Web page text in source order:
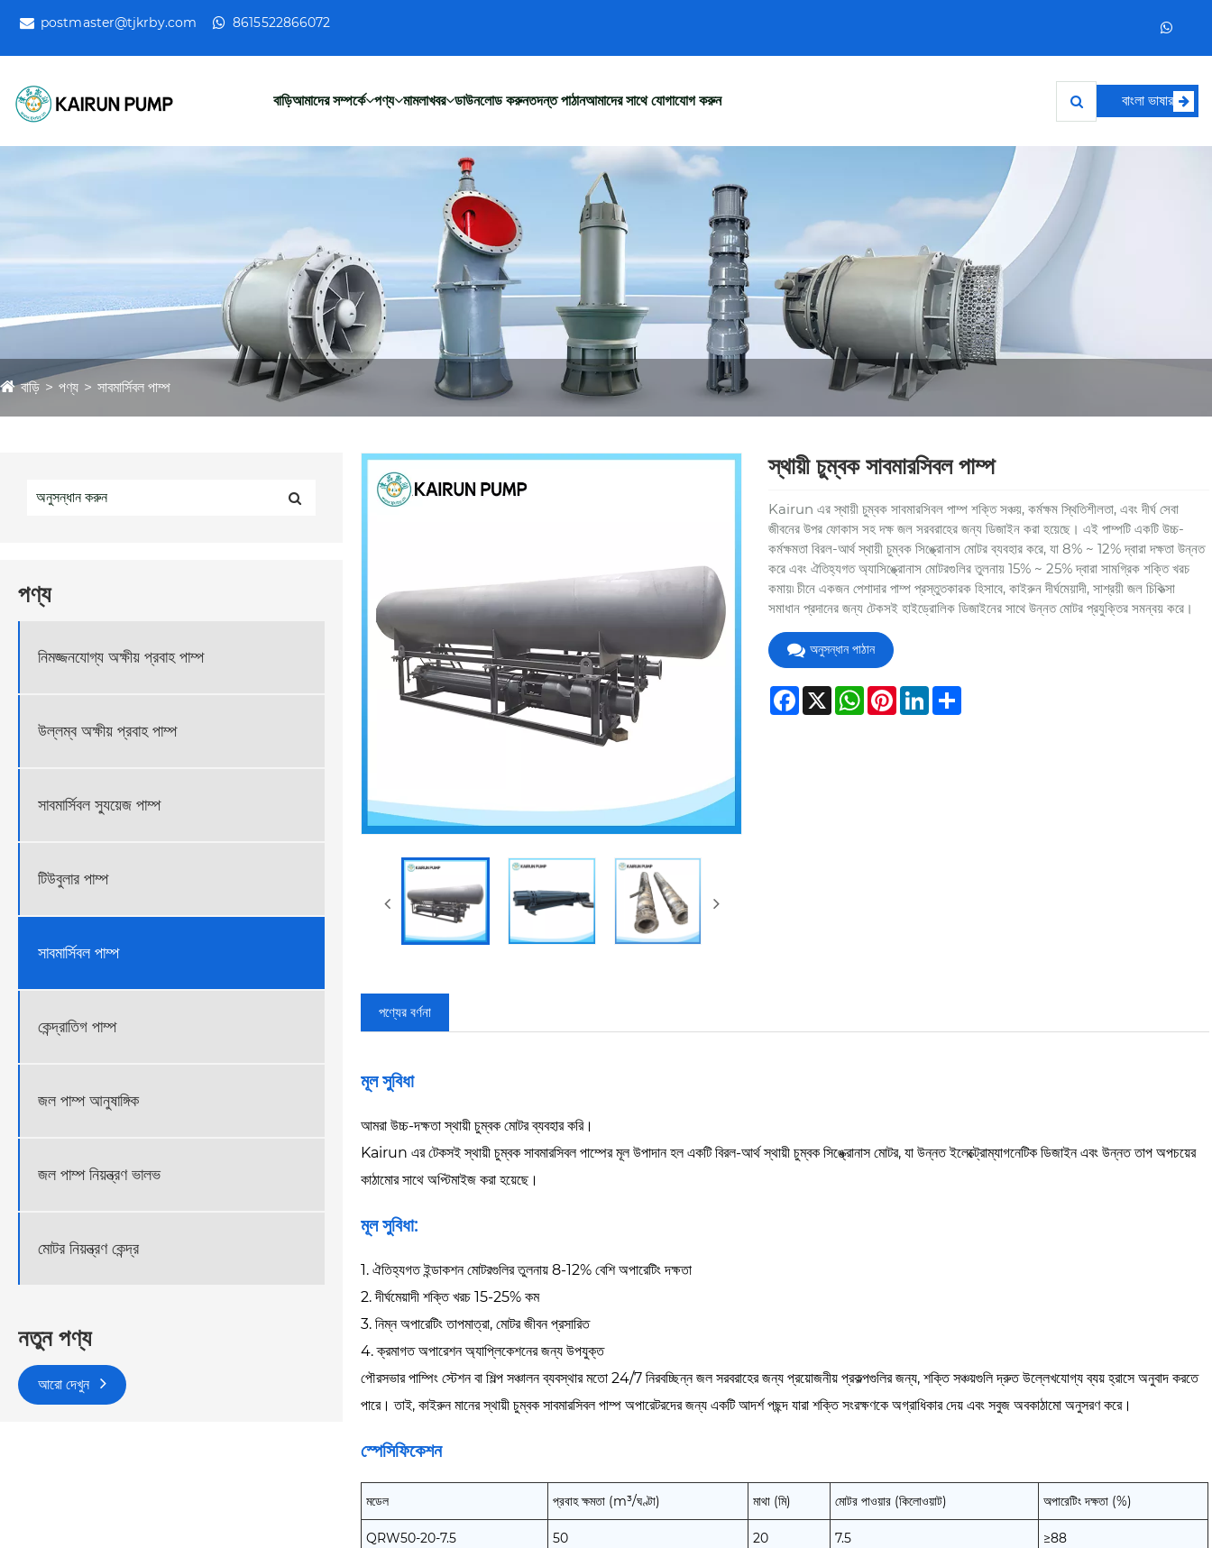
postmaster@tjkrby.com 8615522866072
বাড়িআমাদের সম্পর্কে পণ্য মামলাখবর ডাউনলোড করুনতদন্ত পাঠানআমাদের সাথে যোগাযোগ করুন বাংলা ভাষার
বাড়ি পণ্য সাবমার্সিবল পাম্প
পণ্য
নিমজ্জনযোগ্য অক্ষীয় প্রবাহ পাম্প
উল্লম্ব অক্ষীয় প্রবাহ পাম্প
সাবমার্সিবল স্যুয়েজ পাম্প
টিউবুলার পাম্প
সাবমার্সিবল পাম্প
কেন্দ্রাতিগ পাম্প
জল পাম্প আনুষাঙ্গিক
জল পাম্প নিয়ন্ত্রণ ভালভ
মোটর নিয়ন্ত্রণ কেন্দ্র
নতুন পণ্য
আরো দেখুন
স্থায়ী চুম্বক সাবমারসিবল পাম্প
Kairun এর স্থায়ী চুম্বক সাবমারসিবল পাম্প শক্তি সঞ্চয়, কর্মক্ষম স্থিতিশীলতা, এবং দীর্ঘ সেবা
জীবনের উপর ফোকাস সহ দক্ষ জল সরবরাহের জন্য ডিজাইন করা হয়েছে। এই পাম্পটি একটি উচ্চ-
কর্মক্ষমতা বিরল-আর্থ স্থায়ী চুম্বক সিঙ্ক্রোনাস মোটর ব্যবহার করে, যা 8% ~ 12% দ্বারা দক্ষতা উন্নত
করে এবং ঐতিহ্যগত অ্যাসিঙ্ক্রোনাস মোটরগুলির তুলনায় 15% ~ 25% দ্বারা সামগ্রিক শক্তি খরচ
কমায়৷ চীনে একজন পেশাদার পাম্প প্রস্তুতকারক হিসাবে, কাইরুন দীর্ঘমেয়াদী, সাশ্রয়ী জল চিকিত্সা
সমাধান প্রদানের জন্য টেকসই হাইড্রোলিক ডিজাইনের সাথে উন্নত মোটর প্রযুক্তির সমন্বয় করে।
অনুসন্ধান পাঠান
Facebook
X WhatsApp
PinterestLinkedIn
Share
পণ্যের বর্ণনা
মূল সুবিধা
আমরা উচ্চ-দক্ষতা স্থায়ী চুম্বক মোটর ব্যবহার করি।
Kairun এর টেকসই স্থায়ী চুম্বক সাবমারসিবল পাম্পের মূল উপাদান হল একটি বিরল-আর্থ স্থায়ী চুম্বক সিঙ্ক্রোনাস মোটর, যা উন্নত ইলেক্ট্রোম্যাগনেটিক ডিজাইন এবং উন্নত তাপ অপচয়ের
কাঠামোর সাথে অপ্টিমাইজ করা হয়েছে।
মূল সুবিধা:
1. ঐতিহ্যগত ইন্ডাকশন মোটরগুলির তুলনায় 8-12% বেশি অপারেটিং দক্ষতা
2. দীর্ঘমেয়াদী শক্তি খরচ 15-25% কম
3. নিম্ন অপারেটিং তাপমাত্রা, মোটর জীবন প্রসারিত
4. ক্রমাগত অপারেশন অ্যাপ্লিকেশনের জন্য উপযুক্ত
পৌরসভার পাম্পিং স্টেশন বা শিল্প সঞ্চালন ব্যবস্থার মতো 24/7 নিরবচ্ছিন্ন জল সরবরাহের জন্য প্রয়োজনীয় প্রকল্পগুলির জন্য, শক্তি সঞ্চয়গুলি দ্রুত উল্লেখযোগ্য ব্যয় হ্রাসে অনুবাদ করতে
পারে। তাই, কাইরুন মানের স্থায়ী চুম্বক সাবমারসিবল পাম্প অপারেটরদের জন্য একটি আদর্শ পছন্দ যারা শক্তি সংরক্ষণকে অগ্রাধিকার দেয় এবং সবুজ অবকাঠামো অনুসরণ করে।
স্পেসিফিকেশন
মডেল প্রবাহ ক্ষমতা (m³/ঘণ্টা) মাথা (মি) মোটর পাওয়ার (কিলোওয়াট) অপারেটিং দক্ষতা (%)
QRW50-20-7.5 50 20 7.5 ≥88